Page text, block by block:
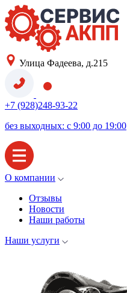
Улица Фадеева, д.215
+7 (928)248-93-22
без выходных: с 9:00 до 19:00
О компании
Отзывы
Новости
Наши работы
Наши услуги